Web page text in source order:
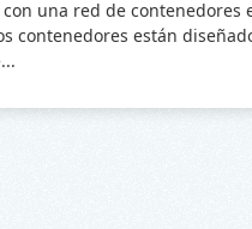
una red de contenedores
contenedores están